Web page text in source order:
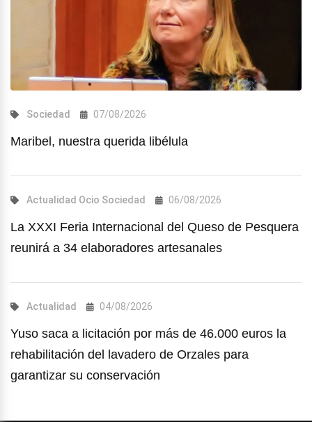
Sociedad 07/08/2026
Maribel, nuestra querida libélula
Actualidad Ocio Sociedad 06/08/2026
La XXXI Feria Internacional del Queso de Pesquera
reunirá a 34 elaboradores artesanales
Actualidad 04/08/2026
Yuso saca a licitación por más de 46.000 euros la
rehabilitación del lavadero de Orzales para
garantizar su conservación